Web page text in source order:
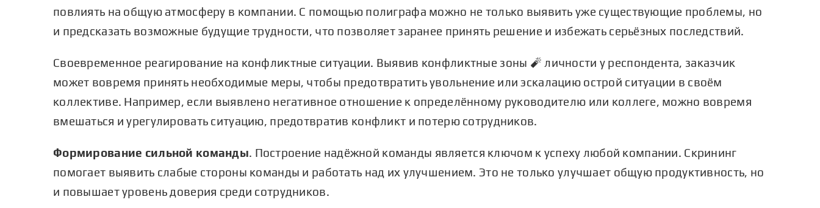
повлиять на общую атмосферу в компании. С помощью полиграфа можно не только выявить уже существующие проблемы, но
и предсказать возможные будущие трудности, что позволяет заранее принять решение и избежать серьёзных последствий.
Своевременное реагирование на конфликтные ситуации. Выявив конфликтные зоны 🧨 личности у респондента, заказчик
может вовремя принять необходимые меры, чтобы предотвратить увольнение или эскалацию острой ситуации в своём
коллективе. Например, если выявлено негативное отношение к определённому руководителю или коллеге, можно вовремя
вмешаться и урегулировать ситуацию, предотвратив конфликт и потерю сотрудников.
Формирование сильной команды. Построение надёжной команды является ключом к успеху любой компании. Скрининг
помогает выявить слабые стороны команды и работать над их улучшением. Это не только улучшает общую продуктивность, но
и повышает уровень доверия среди сотрудников.